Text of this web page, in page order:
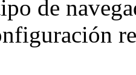
de